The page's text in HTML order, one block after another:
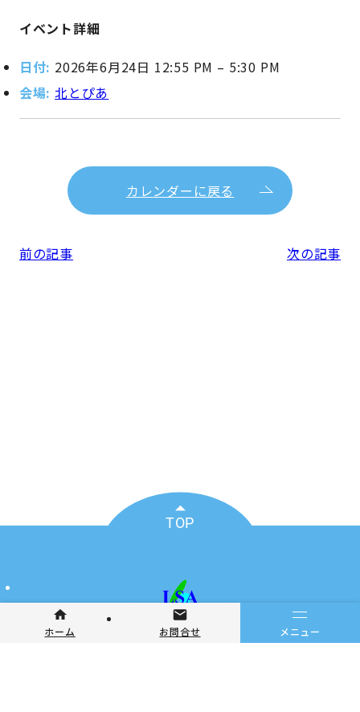
イベント詳細
日付: 2026年6月24日 12:55 PM – 5:30 PM
会場: 北とぴあ
カレンダーに戻る
前の記事 次の記事
〒108-0074
TOP
ホーム お問合せ メニュー